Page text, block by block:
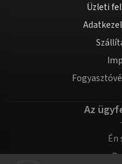
Üzleti
Az
Én